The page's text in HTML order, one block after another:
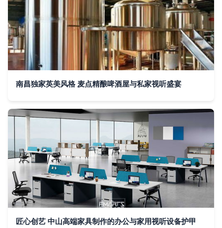
南昌独家英美风格 麦点精酿啤酒屋与私家视听盛宴
匠心创艺 中山高端家具制作的办公与家用视听设备护甲